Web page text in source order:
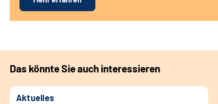
Das könnte Sie auch interessieren
Aktuelles